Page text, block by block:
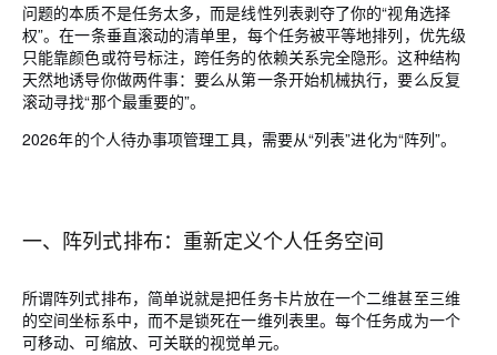
问题的本质不是任务太多，而是线性列表剥夺了你的“视角选择
权”。在一条垂直滚动的清单里，每个任务被平等地排列，优先级
只能靠颜色或符号标注，跨任务的依赖关系完全隐形。这种结构
天然地诱导你做两件事：要么从第一条开始机械执行，要么反复
滚动寻找“那个最重要的”。
2026年的个人待办事项管理工具，需要从“列表”进化为“阵列”。
一、阵列式排布：重新定义个人任务空间
所谓阵列式排布，简单说就是把任务卡片放在一个二维甚至三维
的空间坐标系中，而不是锁死在一维列表里。每个任务成为一个
可移动、可缩放、可关联的视觉单元。